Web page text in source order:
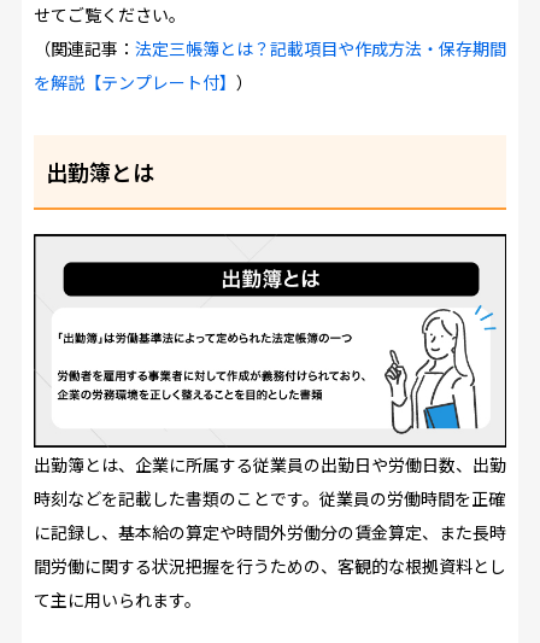
せてご覧ください。
（関連記事： 法定三帳簿とは？記載項目や作成方法・保存期間
を解説【テンプレート付】 ）
出勤簿とは
出勤簿とは、企業に所属する従業員の出勤日や労働日数、出勤
時刻などを記載した書類のことです。従業員の労働時間を正確
に記録し、基本給の算定や時間外労働分の賃金算定、また長時
間労働に関する状況把握を行うための、客観的な根拠資料とし
て主に用いられます。